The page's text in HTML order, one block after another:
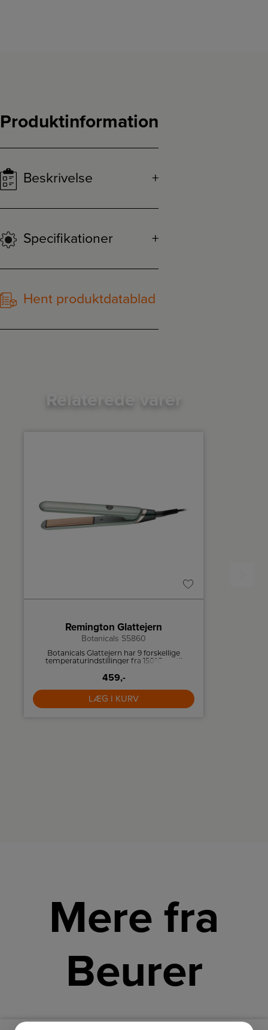
Produktinformation
Beskrivelse
Specifikationer
Hent produktdatablad
Relaterede varer
Remington Glattejern
Botanicals S5860
Botanicals Glattejern har 9 forskellige
temperaturindstillinger fra 150°C op til
til dit hår.
459,-
LÆG I KURV
Mere fra
Beurer